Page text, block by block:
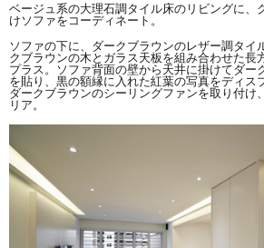
ベージュ系の大理石調タイル床のリビングに、
けソファをコーディネート。
ソファの下に、ダークブラウンのレザー調タイ
クブラウンの木とガラス天板を組み合わせた長
プラス。ソファ背面の壁から天井に掛けてダー
を貼り、黒の額縁に入れた紅葉の写真をディス
ダークブラウンのシーリングファンを取り付け
リア。